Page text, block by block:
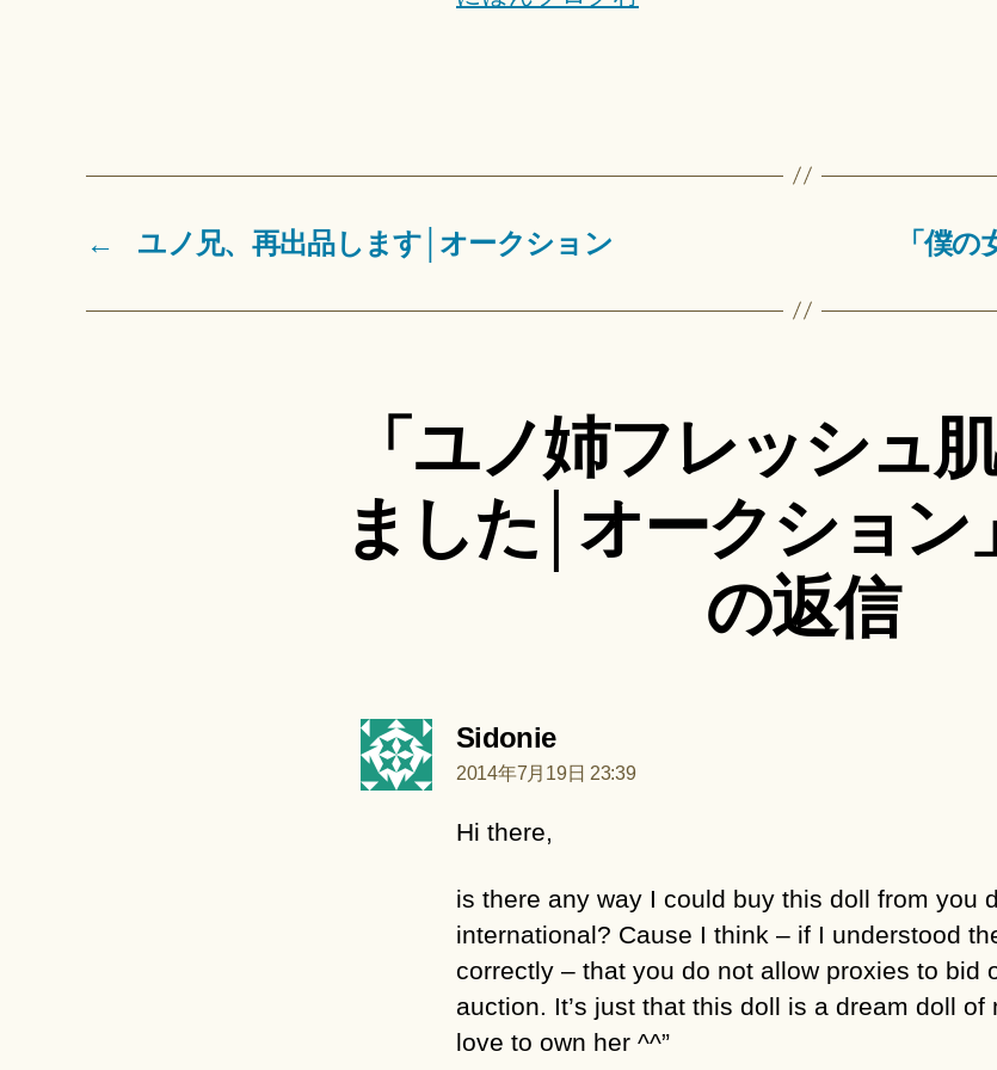
← ユノ兄、再出品します│オークション 「僕
「ユノ姉フレッシュ
ました│オークション
の返信
Sidonieの
発
2014年7月19日 23:39
Hi there,
is there any way I could buy this doll from you
international? Cause I think – if I understood
correctly – that you do not allow proxies to bid
auction. It’s just that this doll is a dream doll of
love to own her ^^”